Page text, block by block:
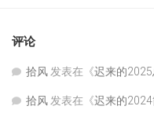
评论
拾风 发表在《迟来的
拾风 发表在《迟来的